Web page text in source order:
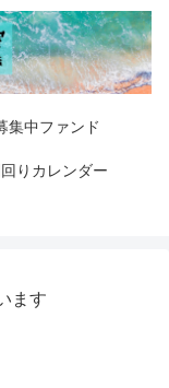
集中ファンド
りカレンダー
ます